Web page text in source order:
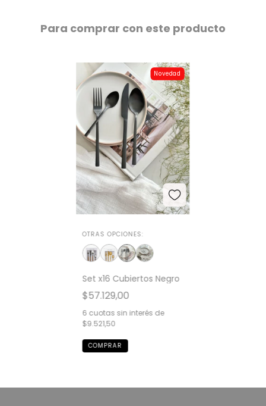
Para comprar con este producto
Novedad
OTRAS OPCIONES:
Set x16 Cubiertos Negro
$57.129,00
6 cuotas sin interés de
$9.521,50